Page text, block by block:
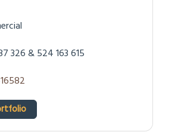
and help you with your
search, contact: